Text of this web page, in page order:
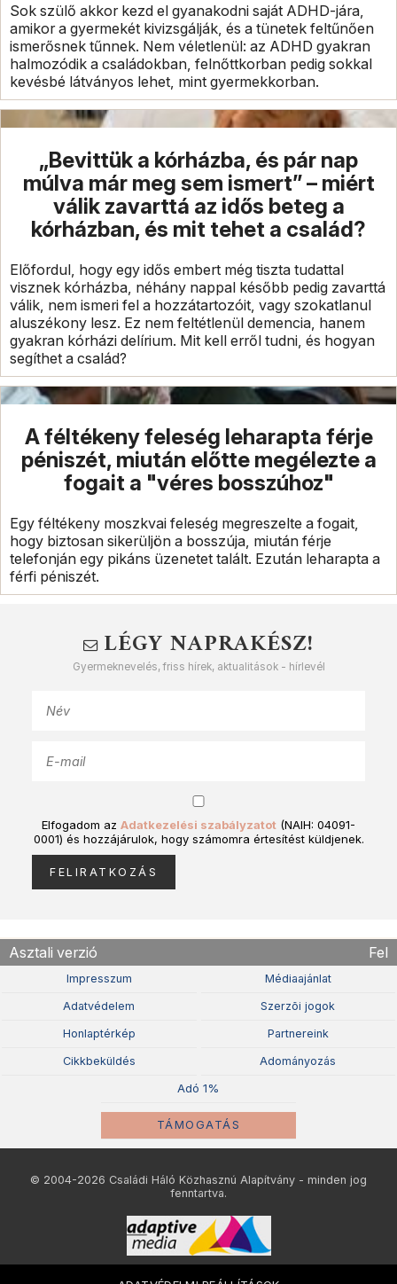
Sok szülő akkor kezd el gyanakodni saját ADHD-jára,
amikor a gyermekét kivizsgálják, és a tünetek feltűnően
ismerősnek tűnnek. Nem véletlenül: az ADHD gyakran
halmozódik a családokban, felnőttkorban pedig sokkal
kevésbé látványos lehet, mint gyermekkorban.
„Bevittük a kórházba, és pár nap
múlva már meg sem ismert” – miért
válik zavarttá az idős beteg a
kórházban, és mit tehet a család?
Előfordul, hogy egy idős embert még tiszta tudattal
visznek kórházba, néhány nappal később pedig zavarttá
válik, nem ismeri fel a hozzátartozóit, vagy szokatlanul
aluszékony lesz. Ez nem feltétlenül demencia, hanem
gyakran kórházi delírium. Mit kell erről tudni, és hogyan
segíthet a család?
A féltékeny feleség leharapta férje
péniszét, miután előtte megélezte a
fogait a "véres bosszúhoz"
Egy féltékeny moszkvai feleség megreszelte a fogait,
hogy biztosan sikerüljön a bosszúja, miután férje
telefonján egy pikáns üzenetet talált. Ezután leharapta a
férfi péniszét.
LÉGY NAPRAKÉSZ!
Gyermeknevelés, friss hírek, aktualitások - hírlevél
Elfogadom az Adatkezelési szabályzatot (NAIH: 04091-
0001) és hozzájárulok, hogy számomra értesítést küldjenek.
Asztali verzió Fel
Impresszum Médiaajánlat
Adatvédelem Szerzõi jogok
Honlaptérkép Partnereink
Cikkbeküldés Adományozás
Adó 1%
TÁMOGATÁS
© 2004-2026 Családi Háló Közhasznú Alapítvány - minden jog
fenntartva.